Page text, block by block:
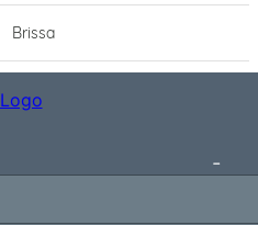
Brissa